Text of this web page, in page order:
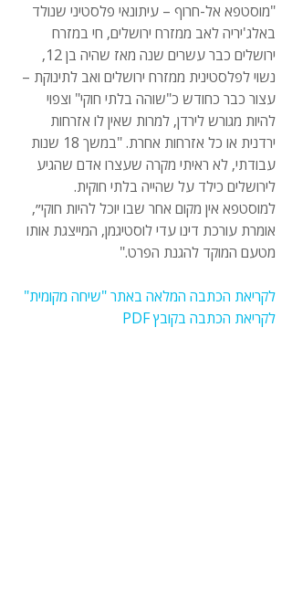
"מוסטפא אל-חרוף – עיתונאי פלסטיני שנולד
באלג'יריה לאב ממזרח ירושלים, חי במזרח
ירושלים כבר עשרים שנה מאז שהיה בן 12,
נשוי לפלסטינית ממזרח ירושלים ואב לתינוקת –
עצור כבר כחודש כ"שוהה בלתי חוקי" וצפוי
להיות מגורש לירדן, למרות שאין לו אזרחות
ירדנית או כל אזרחות אחרת. "במשך 18 שנות
עבודתי, לא ראיתי מקרה שעצרו אדם שהגיע
לירושלים כילד על שהייה בלתי חוקית.
למוסטפא אין מקום אחר שבו יוכל להיות חוקי״,
אומרת עורכת דינו עדי לוסטיגמן, המייצגת אותו
מטעם המוקד להגנת הפרט."
לקריאת הכתבה המלאה באתר "שיחה מקומית"
לקריאת הכתבה בקובץ PDF